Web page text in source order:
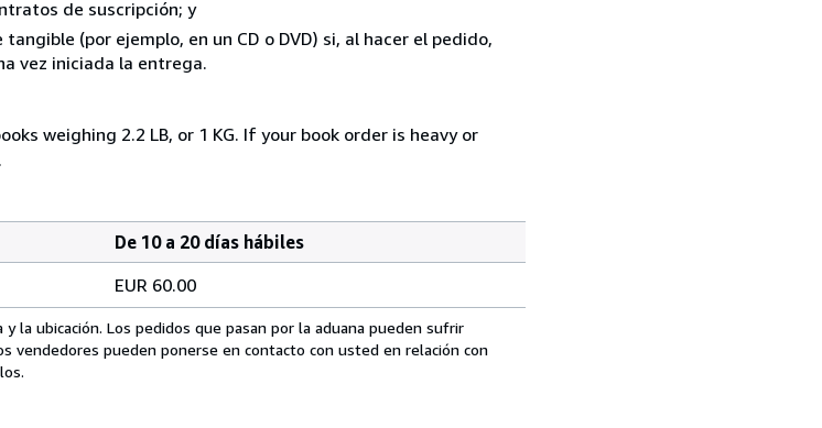
de suscripción; y
(por ejemplo, en un CD o DVD) si, al hacer el pedido,
vez iniciada la entrega.
weighing 2.2 LB, or 1 KG. If your book order is heavy or
De 10 a 20 días hábiles
EUR 60.00
ubicación. Los pedidos que pasan por la aduana pueden sufrir
vendedores pueden ponerse en contacto con usted en relación con